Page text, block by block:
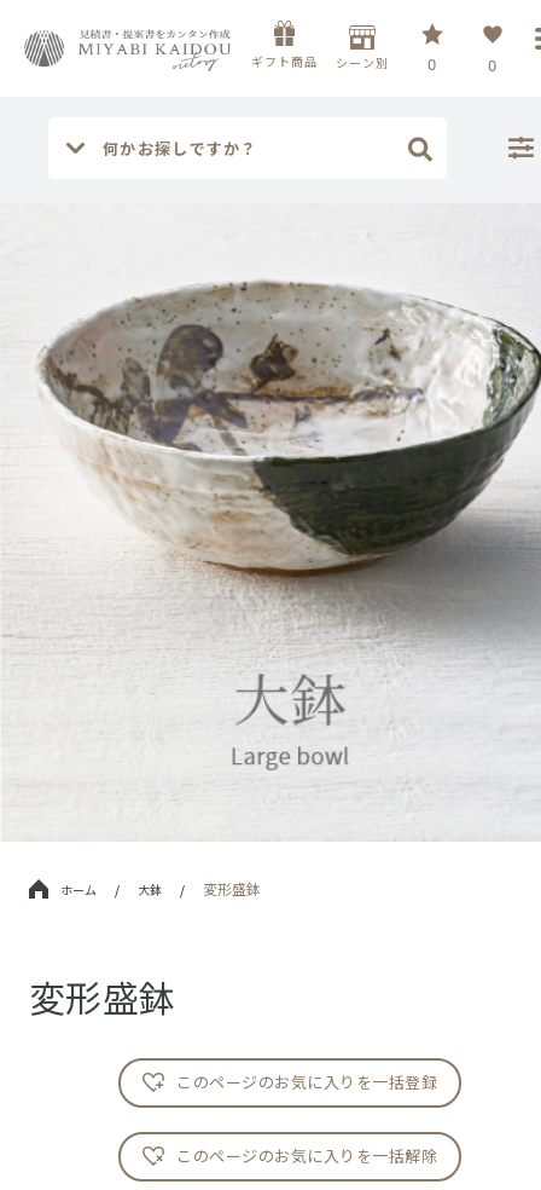
ギフト商品 シーン別 0 0
ホーム / 大鉢 / 変形盛鉢
変形盛鉢
このページのお気に入りを一括登録
このページのお気に入りを一括解除